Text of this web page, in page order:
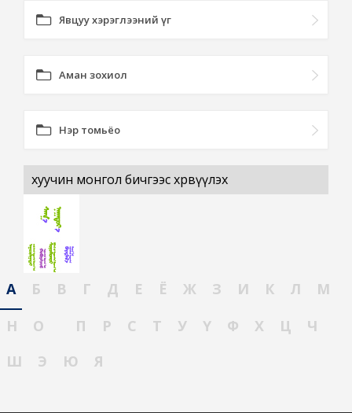
Явцуу хэрэглээний үг
Аман зохиол
Нэр томьёо
хуучин монгол бичгээс хөрвүүлэх
А Б В Г Д Е Ё Ж З И К Л
М
Н
О П Р С Т У Ү Ф Х Ц
Ч
Ш
Э Ю Я